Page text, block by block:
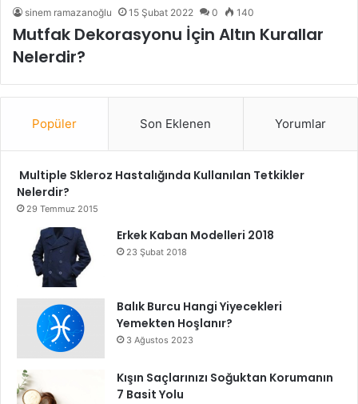
sinem ramazanoğlu 15 Şubat 2022 0 140
Mutfak Dekorasyonu İçin Altın Kurallar
Nelerdir?
Popüler Son Eklenen Yorumlar
Multiple Skleroz Hastalığında Kullanılan Tetkikler
Nelerdir?
29 Temmuz 2015
Erkek Kaban Modelleri 2018
23 Şubat 2018
Balık Burcu Hangi Yiyecekleri
Yemekten Hoşlanır?
3 Ağustos 2023
Kışın Saçlarınızı Soğuktan Korumanın
7 Basit Yolu